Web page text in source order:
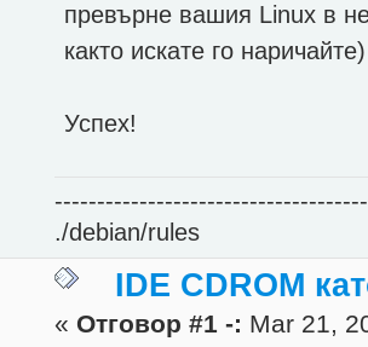
превърне вашия Linux в
както искате го
Успех!
./debian/rules
IDE CDROM
« Отговор #1 -: Mar 21,